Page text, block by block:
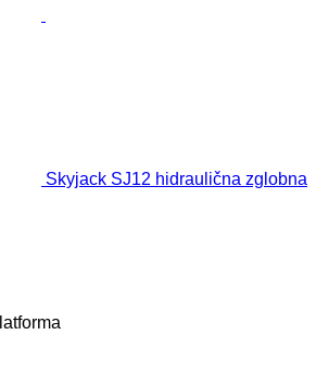
Skyjack SJ12 hidraulična zglobna